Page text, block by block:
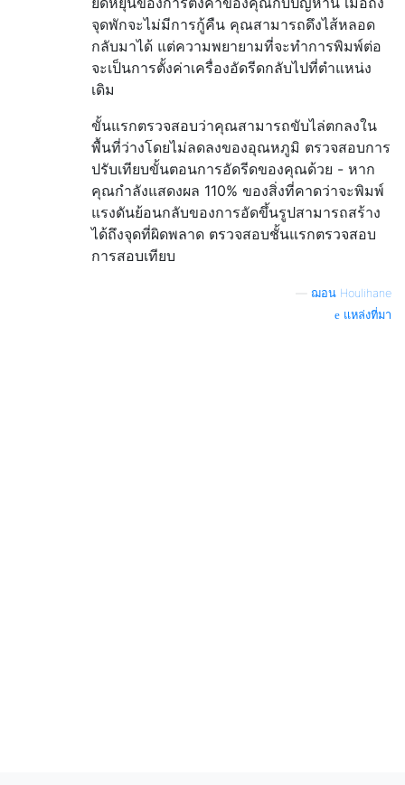
จุดพักจะไม่มีการกู้คืน คุณสามารถดึงไส้หลอด
กลับมาได้ แต่ความพยายามที่จะทำการพิมพ์ต่อ
จะเป็นการตั้งค่าเครื่องอัดรีดกลับไปที่ตำแหน่ง
เดิม
ขั้นแรกตรวจสอบว่าคุณสามารถขับไล่ตกลงใน
พื้นที่ว่างโดยไม่ลดลงของอุณหภูมิ ตรวจสอบการ
ปรับเทียบขั้นตอนการอัดรีดของคุณด้วย - หาก
คุณกำลังแสดงผล 110% ของสิ่งที่คาดว่าจะพิมพ์
แรงดันย้อนกลับของการอัดขึ้นรูปสามารถสร้าง
ได้ถึงจุดที่ผิดพลาด ตรวจสอบชั้นแรกตรวจสอบ
การสอบเทียบ
ฌอน Houlihane
แหล่งที่มา